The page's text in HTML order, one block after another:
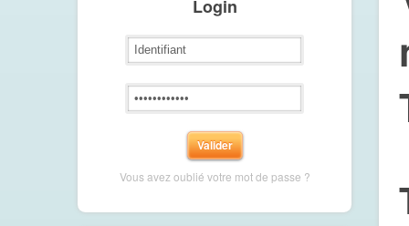
Login
Vous avez oublié votre mot de passe ?